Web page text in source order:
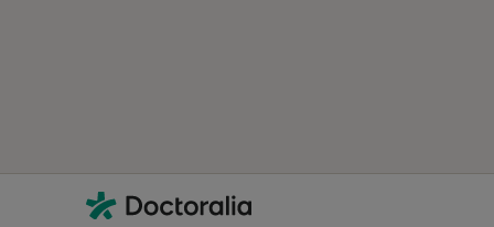
Contacto
Doctoralia - Página de inicio